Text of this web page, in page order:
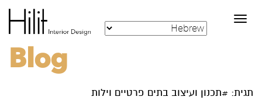
Toggle
navigation
Blog
תגית: #תכנון ועיצוב בתים פרטיים וילות